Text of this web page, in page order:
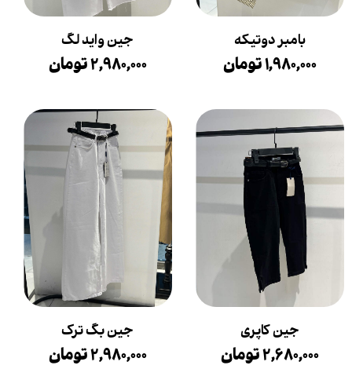
بامبر دوتیکه
۱,۹۸۰,۰۰۰ تومان
جین واید لگ
۲,۹۸۰,۰۰۰ تومان
جین کاپری
۲,۶۸۰,۰۰۰ تومان
جین بگ ترک
۲,۹۸۰,۰۰۰ تومان